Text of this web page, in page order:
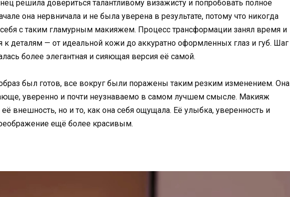
решила довериться талантливому визажисту и попробовать полное
она нервничала и не была уверена в результате, потому что никогда
с таким гламурным макияжем. Процесс трансформации занял время и
к деталям — от идеальной кожи до аккуратно оформленных глаз и губ. Шаг
более элегантная и сияющая версия её самой.
был готов, все вокруг были поражены таким резким изменением. Она
уверенно и почти неузнаваемо в самом лучшем смысле. Макияж
внешность, но и то, как она себя ощущала. Её улыбка, уверенность и
ещё более красивым.